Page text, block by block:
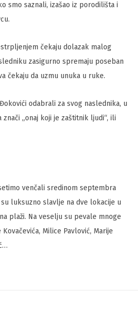
smo saznali, izašao iz porodilišta i
čekaju dolazak malog
zasigurno spremaju poseban
čekaju da uzmu unuka u ruke.
odabrali za svog naslednika, u
„onaj koji je zaštitnik ljudi“, ili
venčali sredinom septembra
luksuzno slavlje na dve lokacije u
plaži. Na veselju su pevale mnoge
Milice Pavlović, Marije